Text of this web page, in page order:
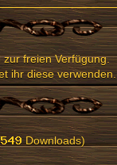
freien Verfügung.
ihr diese verwenden.
Downloads)